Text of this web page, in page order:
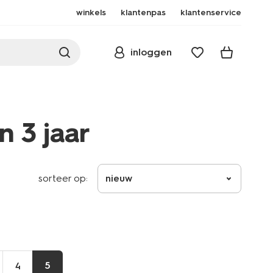
winkels klantenpas klantenservice
inloggen
3 jaar
sorteer op: nieuw
4 5